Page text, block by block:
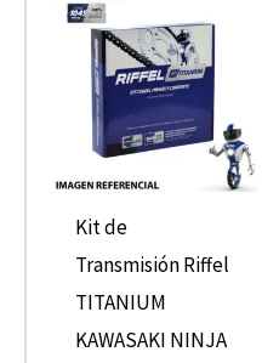
Kit de
Transmisión Riffel
TITANIUM
KAWASAKI NINJA